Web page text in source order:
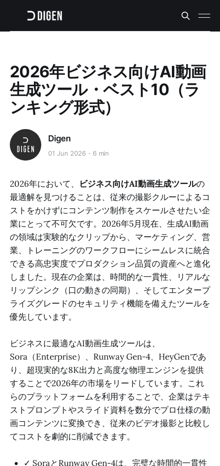
2026年ビジネス向けAI動画
生成ツール・ベスト10（ラ
ンキング形式）
Digen
01 Jun 2026 6 min
2026年において、 ビジネス向けAI動画生成ツールの
最適解を見つけることは、従来の撮影クルーによるコ
ストをかけずにコンテンツ制作をスケールさせたい企
業にとって不可欠です。2026年5月現在、生成AI動画
の領域は実験的なクリップから、マーケティング、営
業、トレーニングのワークフローにシームレスに統合
できる高忠実度でプロダクション品質の資産へと進化
しました。現在の企業は、時間的な一貫性、リアルな
リップシンク（口の動きの同期）、そしてエンタープ
ライズグレードのセキュリティ機能を備えたツールを
優先しています。
ビジネスに最適なAI動画生成ツールは、
Sora（Enterprise）、Runway Gen-4、HeyGenであ
り、超現実的な8K出力と高度な物理エンジンを提供
することで2026年の市場をリードしています。これ
らのプラットフォームを利用することで、企業はテキ
ストプロンプトやスライド資料を数分でプロ仕様の動
画コンテンツに変換でき、従来のビデオ撮影と比較し
てコストを劇的に削減できます。
✓ SoraとRunway Gen-4は、完璧な時間的一貫性